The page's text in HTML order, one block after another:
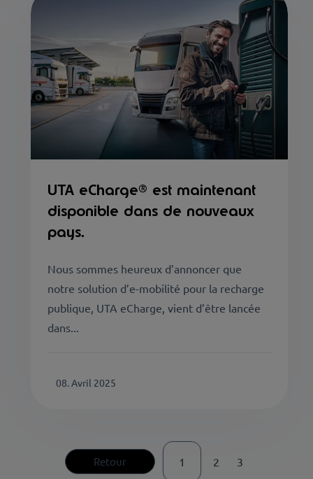
UTA eCharge® est maintenant
disponible dans de nouveaux
pays.
Nous sommes heureux d’annoncer que
notre solution d’e-mobilité pour la recharge
publique, UTA eCharge, vient d’être lancée
dans...
08. Avril 2025
Retour 1 2 3